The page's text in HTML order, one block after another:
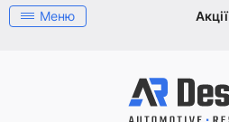
Меню Акції